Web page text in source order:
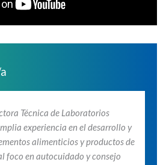
Técnica de Laboratorios
experiencia en el desarrollo y
alimenticios y productos de
foco en autocuidado y consejo